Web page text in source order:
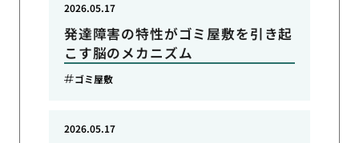
発達障害の特性がゴミ屋敷を引き起
こす脳のメカニズム
2026.05.17
ゴミ屋敷
2026.05.17